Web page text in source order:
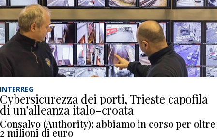
INTERREG
Cybersicurezza dei porti, Trieste capofila
di un’alleanza italo-croata
Consalvo (Authority): abbiamo in corso per oltre
2 milioni di euro